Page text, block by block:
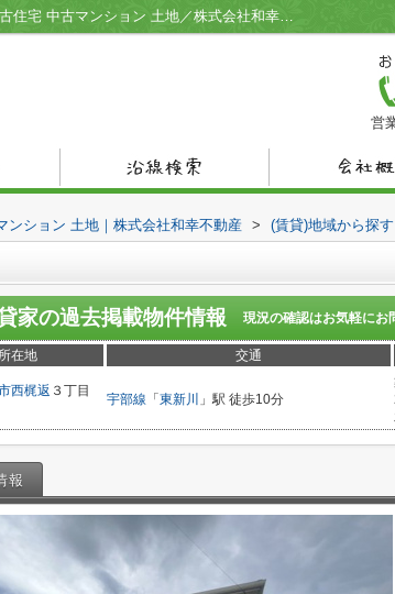
西梶返貸家／宇部市の不動産情報 賃貸アパ－ト 貸家 中古住宅 中古マンション 土地／株式会社和幸不動産
営
ンション 土地｜株式会社和幸不動産 > (賃貸)地域から探す
家の過去掲載物件情報 現況の確認はお気軽にお
所在地 交通
西梶返 ３丁目
宇部線 「 東新川 」駅 徒歩10分
報